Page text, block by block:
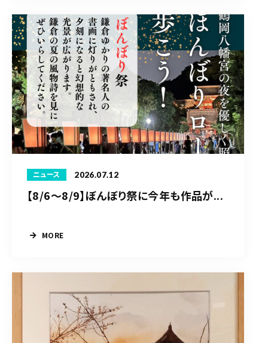
ニュース 2026.07.12
【8/6〜8/9】ぼんぼり祭に今年も作品が...
MORE